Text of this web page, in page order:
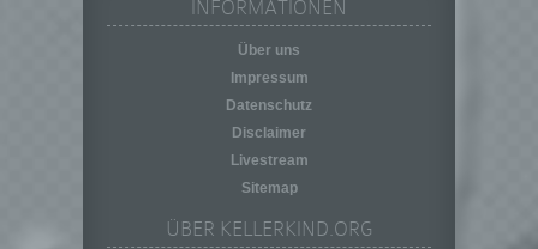
INFORMATIONEN
Über uns
Impressum
Datenschutz
Disclaimer
Livestream
Sitemap
ÜBER KELLERKIND.ORG
personenbezogener Daten in einer Weise,
auf welche die personenbezogenen Daten
Informationen nicht mehr einer spezifischen
betroffenen Person zugeordnet werden
können, sofern diese zusätzlichen
Informationen gesondert aufbewahrt werden
und technischen und organisatorischen
dass die personenbezogenen Daten nicht